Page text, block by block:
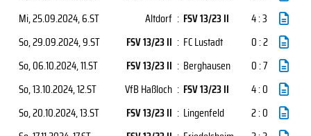
Mi, 25.09.2024, 6.ST Altdorf : FSV 13/23 II
4 : 3
So, 29.09.2024, 9.ST FSV 13/23 II : FC Lustadt
0 : 2
So, 06.10.2024, 11.ST FSV 13/23 II : Berghausen
0 : 7
So, 13.10.2024, 12.ST VfB Haßloch : FSV 13/23 II
4 : 0
So, 20.10.2024, 13.ST FSV 13/23 II : Lingenfeld
2 : 0